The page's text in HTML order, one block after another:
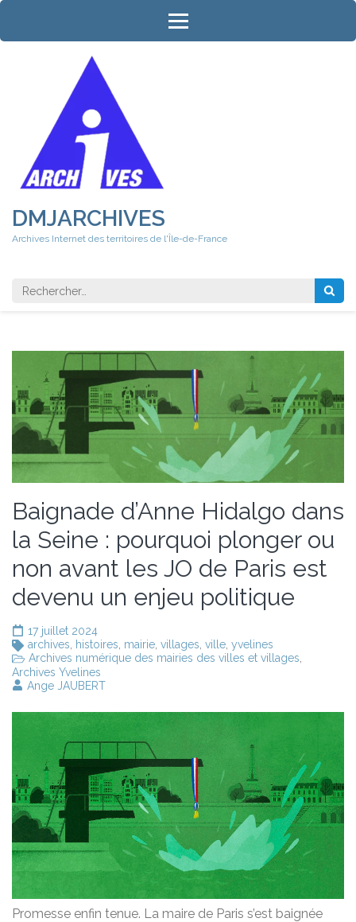
Aller
contenu
DMJARCHIVES
Archives Internet des territoires de l'Île-de-France
Rechercher
Baignade d’Anne Hidalgo dans
la Seine : pourquoi plonger ou
non avant les JO de Paris est
devenu un enjeu politique
17 juillet 2024
archives
histoires mairie villages ville yvelines
Archives numérique des mairies des villes et villages
Archives Yvelines
Ange JAUBERT
Promesse enfin tenue. La maire de Paris s’est baignée